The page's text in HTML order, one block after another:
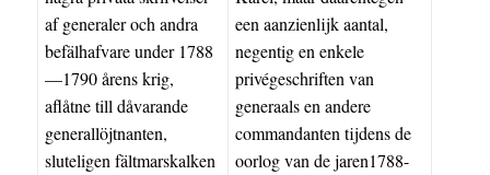
af generaler och andra
befälhafvare under 1788
—1790 årens krig,
aflåtne till dåvarande
generallöjtnanten,
sluteligen fältmarskalken
een aanzienlijk aantal,
negentig en enkele
privégeschriften van
generaals en andere
commandanten tijdens de
oorlog van de jaren1788-